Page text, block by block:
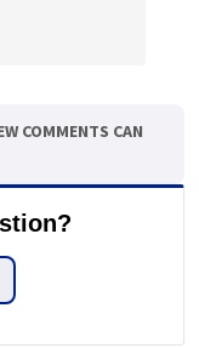
COMMENTS CAN